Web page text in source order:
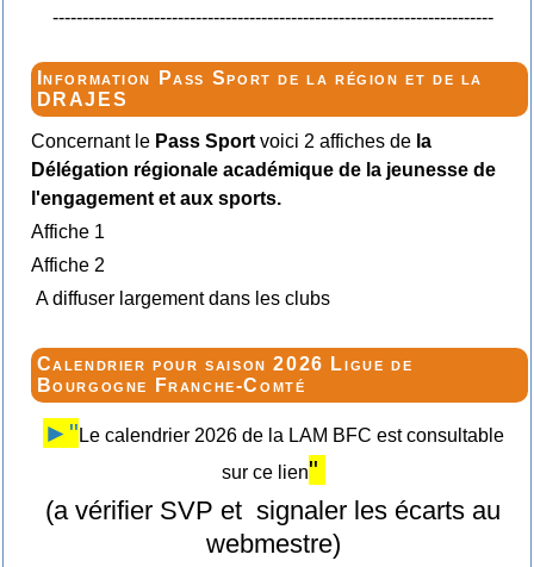
--------------------------------------------------------------------------
Information Pass Sport de la région et de la
DRAJES
Concernant lePass Sportvoici 2 affiches dela
Délégation régionale académique de la jeunesse de
l'engagement et aux sports.
Affiche 1
Affiche 2
A diffuser largement dans les clubs
Calendrier pour saison 2026 Ligue de
Bourgogne Franche-Comté
►" Le calendrier 2026 de la LAM BFC est consultable
sur ce lien"
(a vérifier SVP et signaler les écarts au
webmestre)